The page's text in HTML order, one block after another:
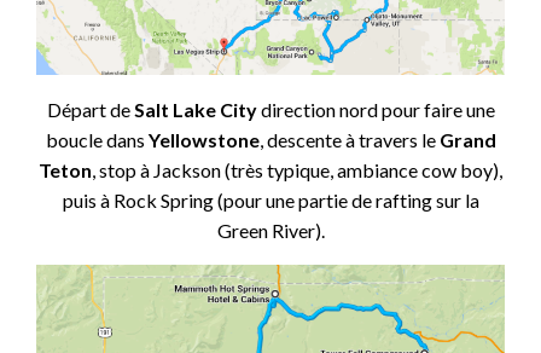
Départ de Salt Lake Citydirection nord pour faire une
boucle dans Yellowstone, descente à travers le Grand
Teton , stop à Jackson (très typique, ambiance cow boy),
puis à Rock Spring (pour une partie de rafting sur la
Green River).